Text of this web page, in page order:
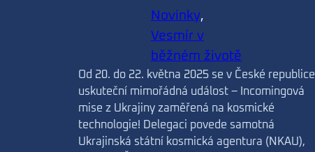
Novinky
Vesmír v
běžném životě
Od 20. do 22. května 2025 se v České republice
uskuteční mimořádná událost – Incomingová
mise z Ukrajiny zaměřená na kosmické
technologie! Delegaci povede samotná
Ukrajinská státní kosmická agentura (NKAU),